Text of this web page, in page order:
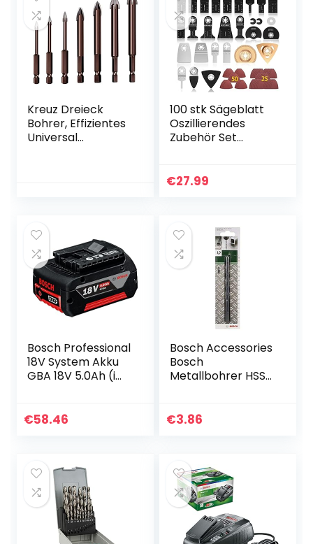
Kreuz Dreieck
Bohrer, Effizientes
Universal
Wandlochöffnung
Elektrowerkzeuge
Zubehör (7 Stück)
100 stk Sägeblatt
Oszillierendes
Zubehör Set
für Fein
€27.99
Bosch Professional
18V System Akku
GBA 18V 5.0Ah (im
€58.46
Bosch Accessories
Bosch
Metallbohrer HSS-
€3.86